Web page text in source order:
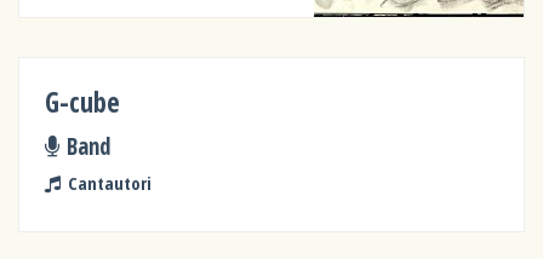
G-cube
Band
Cantautori